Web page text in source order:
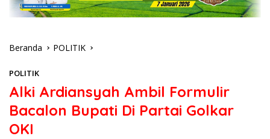
Beranda POLITIK
POLITIK
Alki Ardiansyah Ambil Formulir
Bacalon Bupati Di Partai Golkar
OKI